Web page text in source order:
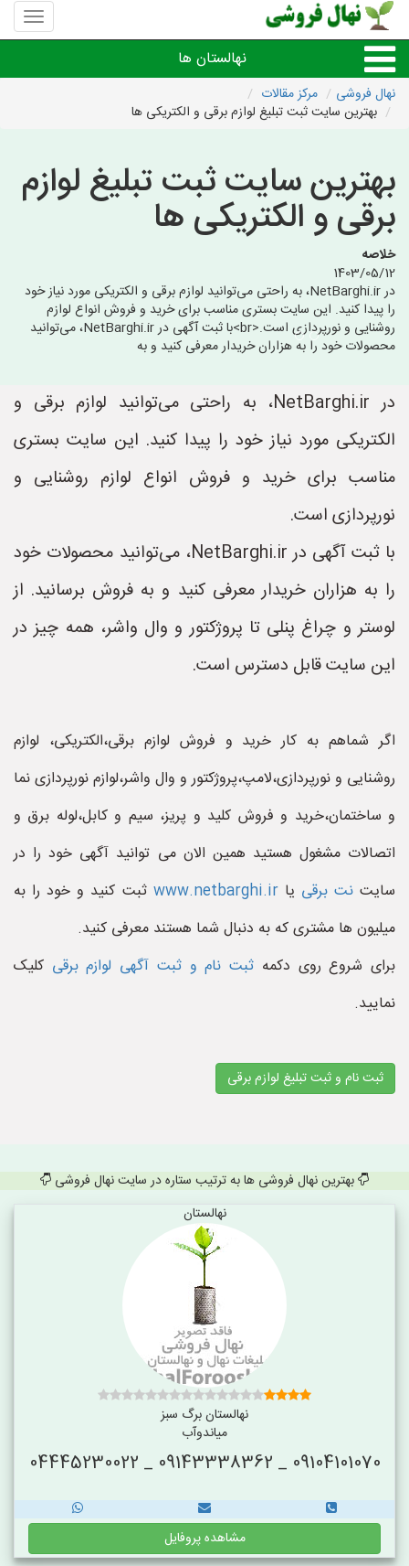
منوی
سایت
فروشی
نهالستان ها
نهال های مثمر،میوه
نهال های زینتی،غیرمثمر
نهال های کمیاب،خاص
نهالستان های شهرها
نهال فروشی
مرکز مقالات
بهترین سایت ثبت تبلیغ لوازم برقی و الکتریکی ها
بهترین سایت ثبت تبلیغ لوازم
برقی و الکتریکی ها
خلاصه
1403/05/12
در NetBarghi.ir، به راحتی می‌توانید لوازم برقی و الکتریکی مورد نیاز خود
را پیدا کنید. این سایت بستری مناسب برای خرید و فروش انواع لوازم
روشنایی و نورپردازی است.<br>با ثبت آگهی در NetBarghi.ir، می‌توانید
محصولات خود را به هزاران خریدار معرفی کنید و به
در NetBarghi.ir، به راحتی می‌توانید لوازم برقی و
الکتریکی مورد نیاز خود را پیدا کنید. این سایت بستری
مناسب برای خرید و فروش انواع لوازم روشنایی و
نورپردازی است.
با ثبت آگهی در NetBarghi.ir، می‌توانید محصولات خود
را به هزاران خریدار معرفی کنید و به فروش برسانید. از
لوستر و چراغ پنلی تا پروژکتور و وال واشر، همه چیز در
این سایت قابل دسترس است.
اگر شماهم به کار خرید و فروش لوازم برقی،الکتریکی، لوازم
روشنایی و نورپردازی،لامپ،پروژکتور و وال واشر،لوازم نورپردازی نما
و ساختمان،خرید و فروش کلید و پریز، سیم و کابل،لوله برق و
اتصالات مشغول هستید همین الان می توانید آگهی خود را در
سایتنت برقی یاwww.netbarghi.ir ثبت کنید و خود را به
میلیون ها مشتری که به دنبال شما هستند معرفی کنید.
برای شروع روی دکمه ثبت نام و ثبت آگهی لوازم برقی کلیک
نمایید.
ثبت نام و ثبت تبلیغ لوازم برقی
بهترین نهال فروشی ها به ترتیب ستاره در سایت نهال فروشی
نهالستان
نهالستان برگ سبز
میاندوآب
09104101070 _ 09143338362 _ 04445230022
مشاهده پروفایل